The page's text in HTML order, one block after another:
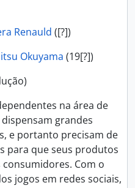
Renauld ([?])
Okuyama (19[?])
na área de
grandes
e portanto precisam de
para que seus produtos
consumidores. Com o
jogos em redes sociais,